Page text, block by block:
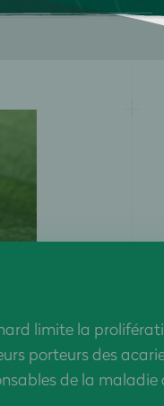
limite la
porteurs des
de la maladie